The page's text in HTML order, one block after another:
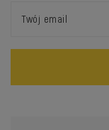
Twój email